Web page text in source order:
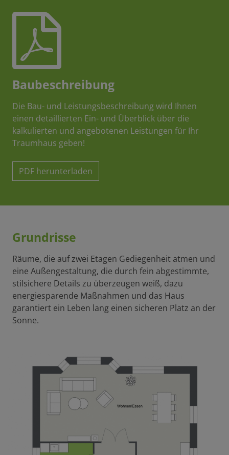
Baubeschreibung
Die Bau- und Leistungsbeschreibung wird Ihnen
einen detaillierten Ein- und Überblick über die
kalkulierten und angebotenen Leistungen für Ihr
Traumhaus geben!
PDF herunterladen
Grundrisse
Räume, die auf zwei Etagen Gediegenheit atmen und
eine Außengestaltung, die durch fein abgestimmte,
stilsichere Details zu überzeugen weiß, dazu
energiesparende Maßnahmen und das Haus
garantiert ein Leben lang einen sicheren Platz an der
Sonne.